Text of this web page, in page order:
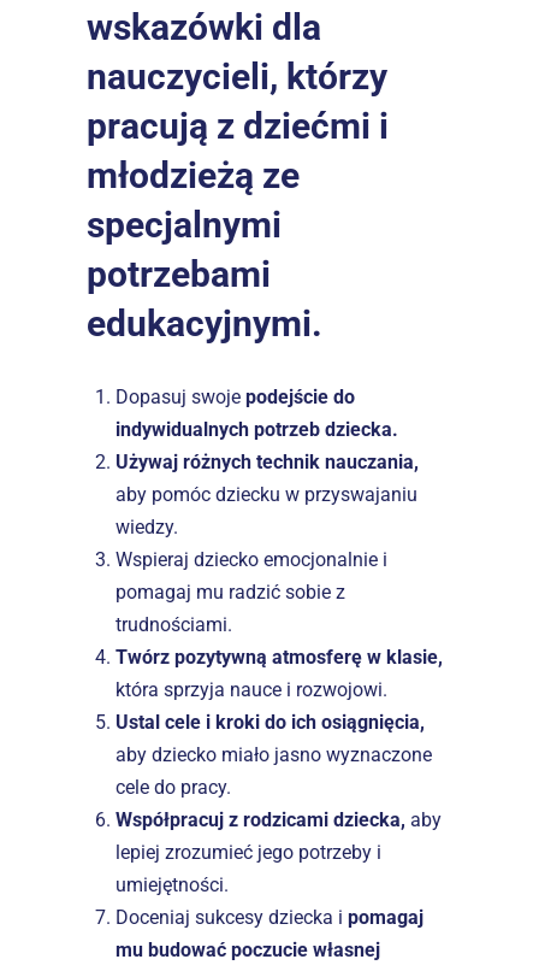
wskazówki dla
nauczycieli, którzy
pracują z dziećmi i
młodzieżą ze
specjalnymi
potrzebami
edukacyjnymi.
Dopasuj swoje podejście do
indywidualnych potrzeb dziecka.
Używaj różnych technik nauczania,
aby pomóc dziecku w przyswajaniu
wiedzy.
Wspieraj dziecko emocjonalnie i
pomagaj mu radzić sobie z
trudnościami.
która sprzyja nauce i rozwojowi.
aby dziecko miało jasno wyznaczone
cele do pracy.
Współpracuj z rodzicami dziecka, aby
lepiej zrozumieć jego potrzeby i
umiejętności.
Doceniaj sukcesy dziecka i pomagaj
mu budować poczucie własnej